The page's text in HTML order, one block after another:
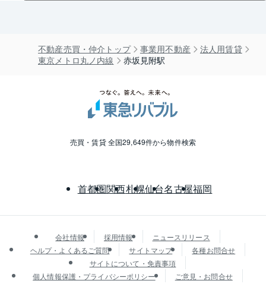
不動産売買・仲介トップ 事業用不動産
法人用賃貸
東京メトロ丸ノ内線
赤坂見附駅
売買・賃貸 全国29,649件から物件検索
首都圏関西札幌仙台名古屋福岡
会社情報 採用情報
ニュースリリース
ヘルプ・よくあるご質問
サイトマップ
各種お問合せ
サイトについて・免責事項
個人情報保護・プライバシーポリシー
ご意見・お問合せ